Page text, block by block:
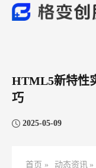
HTML5新特性
巧
2025-05-09
首页 » 动态资讯 »